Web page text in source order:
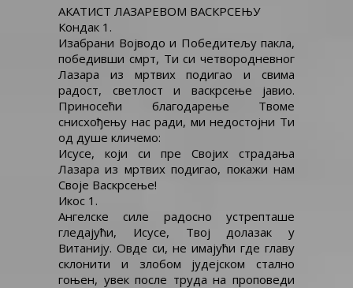
АКАТИСТ ЛАЗАРЕВОМ ВАСКРСЕЊУ
Кондак 1.
Изабрани Војводо и Победитељу пакла,
победивши смрт, Ти си четвородневног
Лазара из мртвих подигао и свима
радост, светлост и васкрсење јавио.
Приносећи благодарење Твоме
снисхођењу нас ради, ми недостојни Ти
од душе кличемо:
Исусе, који си пре Својих страдања
Лазара из мртвих подигао, покажи нам
Своје Васкрсење!
Икос 1.
Ангелске силе радосно устрепташе
гледајући, Исусе, Твој долазак у
Витанију. Овде си, не имајући где главу
склонити и злобом јудејском стално
гоњен, увек после труда на проповеди